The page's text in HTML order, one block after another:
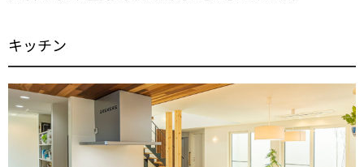
キッチン